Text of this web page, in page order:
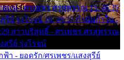
ยแน่ - ศรเพชร ศรสุพรรณ 15. 46:35
รีย์ รุ่งโรจน์ 16. 49:57 กำนันกำใน -
สาวบริสุทธิ์ - ศรเพชร ศรสุพรรณ
สุรีย์ รุ่งโรจน์
ฟ้า - ยอดรัก/ศรเพชร/แสงสุรีย์